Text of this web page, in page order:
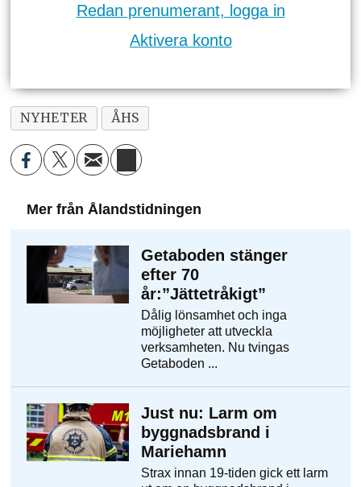
Redan prenumerant, logga in
Aktivera konto
NYHETER ÅHS